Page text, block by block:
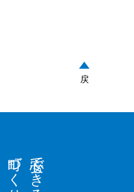
戻
安心できる、
町づくり。